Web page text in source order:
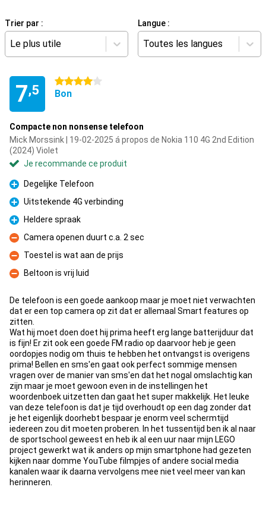
Trier par :
Le plus utile
Langue :
Toutes les langues
7,5
4 étoiles
Bon
Compacte non nonsense telefoon
Mick Morssink | 19-02-2025 á propos de Nokia 110 4G 2nd Edition
(2024) Violet
Je recommande ce produit
Pour
Degelijke Telefoon
Pour
Uitstekende 4G verbinding
Pour
Heldere spraak
Contre
Camera openen duurt c.a. 2 sec
Contre
Toestel is wat aan de prijs
Contre
Beltoon is vrij luid
De telefoon is een goede aankoop maar je moet niet verwachten
dat er een top camera op zit dat er allemaal Smart features op
zitten.
Wat hij moet doen doet hij prima heeft erg lange batterijduur dat
is fijn! Er zit ook een goede FM radio op daarvoor heb je geen
oordopjes nodig om thuis te hebben het ontvangst is overigens
prima! Bellen en sms'en gaat ook perfect sommige mensen
vragen over de manier van sms'en dat het nogal omslachtig kan
zijn maar je moet gewoon even in de instellingen het
woordenboek uitzetten dan gaat het super makkelijk. Het leuke
van deze telefoon is dat je tijd overhoudt op een dag zonder dat
je het eigenlijk doorhebt bespaar je enorm veel schermtijd
iedereen zou dit moeten proberen. In het tussentijd ben ik al naar
de sportschool geweest en heb ik al een uur naar mijn LEGO
project gewerkt wat ik anders op mijn smartphone had gezeten
kijken naar domme YouTube filmpjes of andere social media
kanalen waar ik daarna vervolgens mee niet veel meer van kan
herinneren.